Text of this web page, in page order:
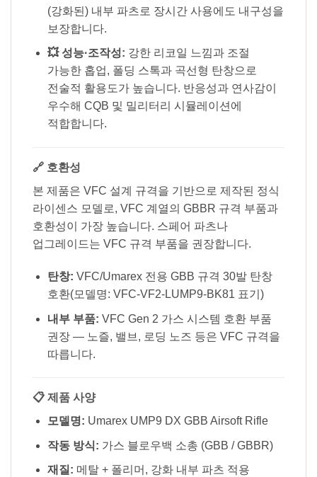
(강화된) 내부 파츠로 장시간 사용에도 내구성을
보장합니다.
💥 성능·조작성: 강한 리코일 느낌과 조절
가능한 홉업, 폴딩 스톡과 곡선형 탄창으로
전술적 활용도가 높습니다. 반응성과 연사감이
우수해 CQB 및 밀리터리 시뮬레이션에
적합합니다.
🔗 호환성
본 제품은 VFC 설계 규격을 기반으로 제작된 정식
라이센스 모델로, VFC 계열의 GBBR 규격 부품과
호환성이 가장 높습니다. 스페어 파츠나
업그레이드는 VFC 규격 부품을 권장합니다.
탄창: VFC/Umarex 전용 GBB 규격 30발 탄창
호환(모델명: VFC-VF2-LUMP9-BK81 표기)
내부 부품: VFC Gen 2 가스 시스템 호환 부품
권장 — 노즐, 밸브, 로딩 노즈 등은 VFC 규격을
따릅니다.
📋 제품 사양
모델명: Umarex UMP9 DX GBB Airsoft Rifle
작동 방식: 가스 블로우백 소총 (GBB / GBBR)
재질: 메탈 + 폴리머, 강화 내부 파츠 적용